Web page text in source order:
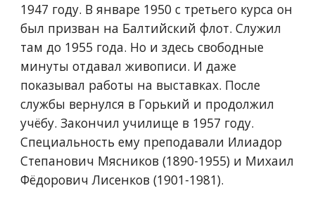
1947 году. В январе 1950 с третьего курса он
был призван на Балтийский флот. Служил
там до 1955 года. Но и здесь свободные
минуты отдавал живописи. И даже
показывал работы на выставках. После
службы вернулся в Горький и продолжил
учёбу. Закончил училище в 1957 году.
Специальность ему преподавали Илиадор
Степанович Мясников (1890-1955) и Михаил
Фёдорович Лисенков (1901-1981).